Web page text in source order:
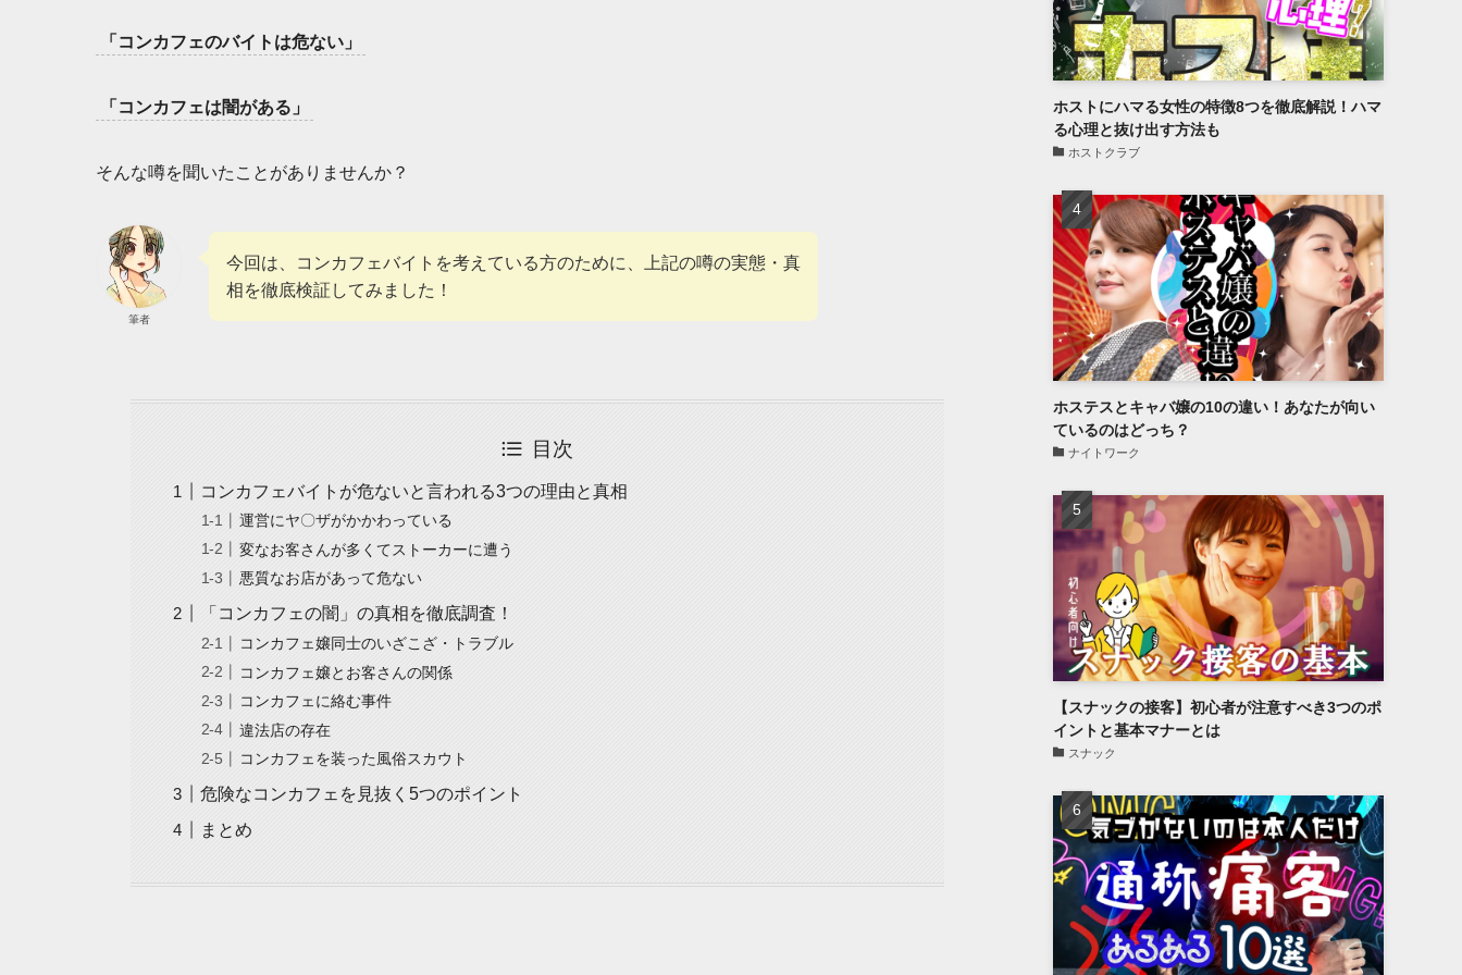
「コンカフェのバイトは危ない」
「コンカフェは闇がある」
そんな噂を聞いたことがありませんか？
筆者
今回は、コンカフェバイトを考えている方のために、上記の噂の実態・真
相を徹底検証してみました！
目次
コンカフェバイトが危ないと言われる3つの理由と真相
運営にヤ〇ザがかかわっている
変なお客さんが多くてストーカーに遭う
悪質なお店があって危ない
「コンカフェの闇」の真相を徹底調査！
コンカフェ嬢同士のいざこざ・トラブル
コンカフェ嬢とお客さんの関係
コンカフェに絡む事件
違法店の存在
コンカフェを装った風俗スカウト
危険なコンカフェを見抜く5つのポイント
まとめ
ホストにハマる女性の特徴8つを徹底解説！ハマ
る心理と抜け出す方法も
ホストクラブ
ホステスとキャバ嬢の10の違い！あなたが向い
ているのはどっち？
ナイトワーク
【スナックの接客】初心者が注意すべき3つのポ
イントと基本マナーとは
スナック